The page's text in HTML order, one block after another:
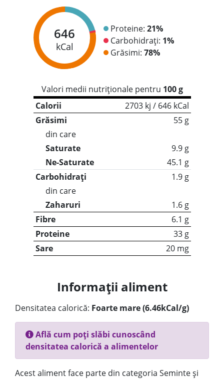
646
kCal
Proteine: 21%
Carbohidrați: 1%
Grăsimi: 78%
Valori medii nutriționale pentru 100 g
Calorii
2703 kj / 646 kCal
Grăsimi
55 g
din care
Saturate
9.9 g
Ne-Saturate
45.1 g
Carbohidrați
1.9 g
din care
Zaharuri
1.6 g
Fibre
6.1 g
Proteine
33 g
Sare
20 mg
Informații aliment
Densitatea calorică: Foarte mare (6.46kCal/g)
Află cum poți slăbi cunoscând
densitatea calorică a alimentelor
Acest aliment face parte din categoria Seminte și